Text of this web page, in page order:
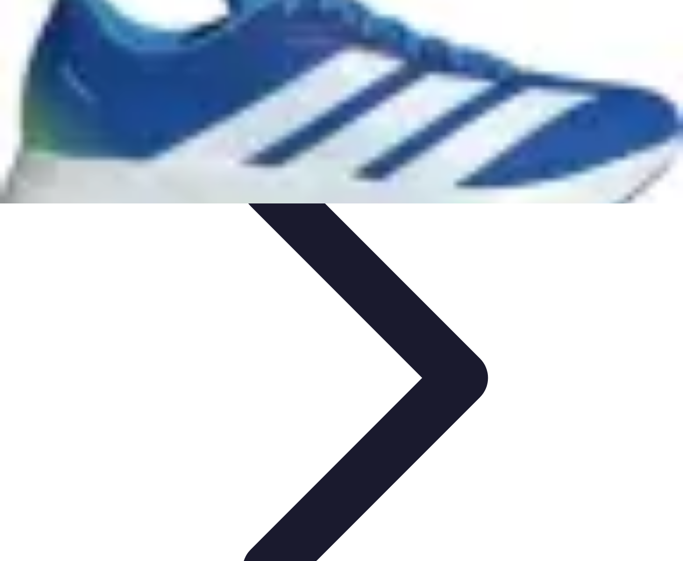
Football Fan Zone
Ambiance et Engagement
MarketingAnimations et Activités Animations Engagement des Fans
Football Fan Zone